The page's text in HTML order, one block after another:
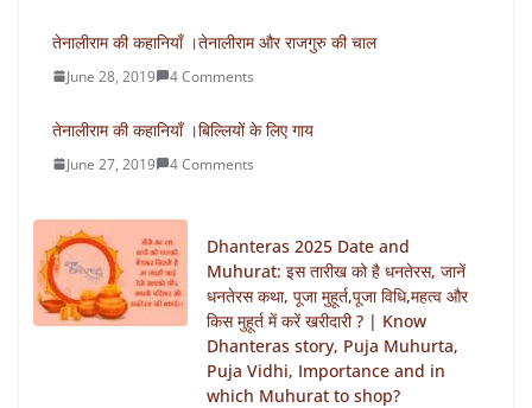
तेनालीराम की कहानियाँ ।तेनालीराम और राजगुरु की चाल
June 28, 2019 4 Comments
तेनालीराम की कहानियाँ ।बिल्लियों के लिए गाय
June 27, 2019 4 Comments
Dhanteras 2025 Date and
Muhurat: इस तारीख को है धनतेरस, जानें
धनतेरस कथा, पूजा मुहूर्त,पूजा विधि,महत्व और
किस मुहूर्त में करें खरीदारी ? | Know
Dhanteras story, Puja Muhurta,
Puja Vidhi, Importance and in
which Muhurat to shop?